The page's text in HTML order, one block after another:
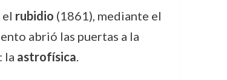
rubidio (1861), mediante el
abrió las puertas a la
la astrofísica.